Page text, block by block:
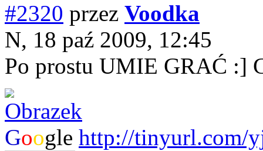
#2320 przez Voodka
N, 18 paź 2009, 12:45
Po prostu UMIE GRAĆ :]
Google http://tinyurl.com/